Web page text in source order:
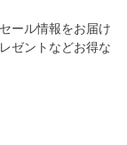
ール情報をお届け
ゼントなどお得な